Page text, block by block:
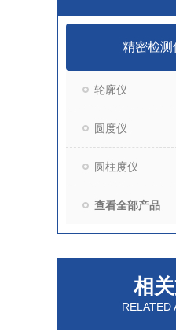
精密检测
轮廓仪
圆度仪
圆柱度仪
查看全部产品
相
RELATED